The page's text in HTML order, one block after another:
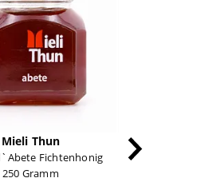
Mieli Thun
Fichtenhonig
250 Gramm